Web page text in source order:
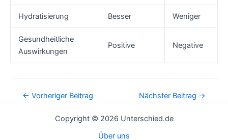
Hydratisierung Besser Weniger
Gesundheitliche
Auswirkungen
Positive Negative
Post← Vorheriger Beitrag Nächster Beitrag →
Copyright © 2026 Unterschied.de
Über uns